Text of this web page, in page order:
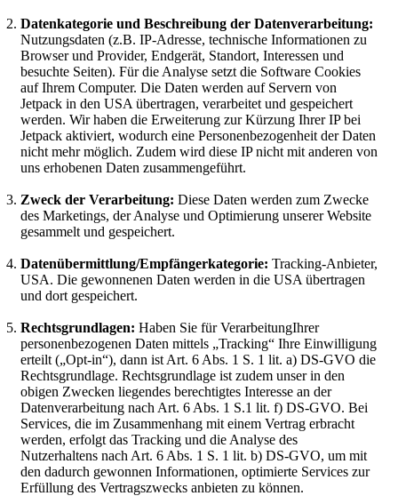
Datenkategorie und Beschreibung der Datenverarbeitung:
Nutzungsdaten (z.B. IP-Adresse, technische Informationen zu
Browser und Provider, Endgerät, Standort, Interessen und
besuchte Seiten). Für die Analyse setzt die Software Cookies
auf Ihrem Computer. Die Daten werden auf Servern von
Jetpack in den USA übertragen, verarbeitet und gespeichert
werden. Wir haben die Erweiterung zur Kürzung Ihrer IP bei
Jetpack aktiviert, wodurch eine Personenbezogenheit der Daten
nicht mehr möglich. Zudem wird diese IP nicht mit anderen von
uns erhobenen Daten zusammengeführt.
Zweck der Verarbeitung: Diese Daten werden zum Zwecke
des Marketings, der Analyse und Optimierung unserer Website
gesammelt und gespeichert.
Datenübermittlung/Empfängerkategorie: Tracking-Anbieter,
USA. Die gewonnenen Daten werden in die USA übertragen
und dort gespeichert.
Rechtsgrundlagen: Haben Sie für VerarbeitungIhrer
personenbezogenen Daten mittels „Tracking“ Ihre Einwilligung
erteilt („Opt-in“), dann ist Art. 6 Abs. 1 S. 1 lit. a) DS-GVO die
Rechtsgrundlage. Rechtsgrundlage ist zudem unser in den
obigen Zwecken liegendes berechtigtes Interesse an der
Datenverarbeitung nach Art. 6 Abs. 1 S.1 lit. f) DS-GVO. Bei
Services, die im Zusammenhang mit einem Vertrag erbracht
werden, erfolgt das Tracking und die Analyse des
Nutzerhaltens nach Art. 6 Abs. 1 S. 1 lit. b) DS-GVO, um mit
den dadurch gewonnen Informationen, optimierte Services zur
Erfüllung des Vertragszwecks anbieten zu können.